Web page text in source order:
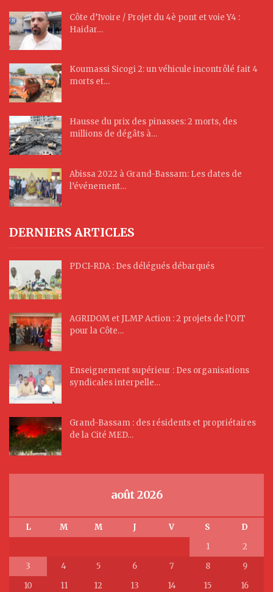
Côte d’Ivoire / Projet du 4è pont et voie Y4 :
Haidar…
Koumassi Sicogi 2: un véhicule incontrôlé fait 4
morts et…
Hausse du prix des pinasses: 2 morts, des
millions de dégâts à…
Abissa 2022 à Grand-Bassam: Les dates de
l’événement…
DERNIERS ARTICLES
PDCI-RDA : Des délégués débarqués
AGRIDOM et JLMP Action : 2 projets de l’OIT
pour la Côte…
Enseignement supérieur : Des organisations
syndicales interpelle…
Grand-Bassam : des résidents et propriétaires
de la Cité MED…
août 2026
L M M J V S
D
1
2
3
4 5 6 7 8
9
10
11 12 13 14 15 16